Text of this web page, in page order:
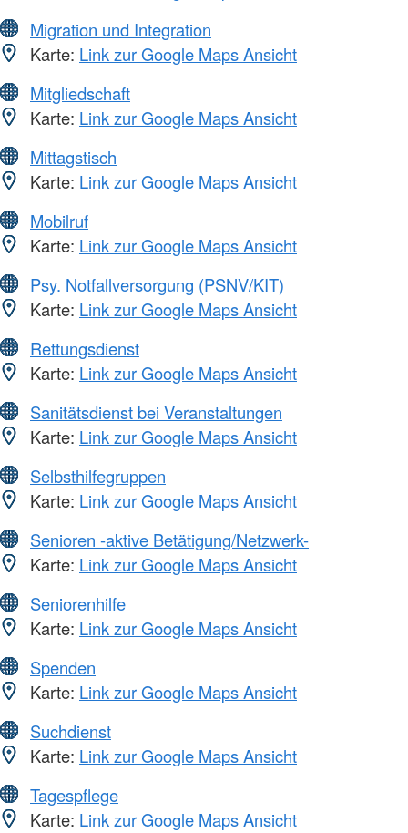
Migration und Integration
Karte: Link zur Google Maps Ansicht
Mitgliedschaft
Karte: Link zur Google Maps Ansicht
Mittagstisch
Karte: Link zur Google Maps Ansicht
Mobilruf
Karte: Link zur Google Maps Ansicht
Psy. Notfallversorgung (PSNV/KIT)
Karte: Link zur Google Maps Ansicht
Rettungsdienst
Karte: Link zur Google Maps Ansicht
Sanitätsdienst bei Veranstaltungen
Karte: Link zur Google Maps Ansicht
Selbsthilfegruppen
Karte: Link zur Google Maps Ansicht
Senioren -aktive Betätigung/Netzwerk-
Karte: Link zur Google Maps Ansicht
Seniorenhilfe
Karte: Link zur Google Maps Ansicht
Spenden
Karte: Link zur Google Maps Ansicht
Suchdienst
Karte: Link zur Google Maps Ansicht
Tagespflege
Karte: Link zur Google Maps Ansicht